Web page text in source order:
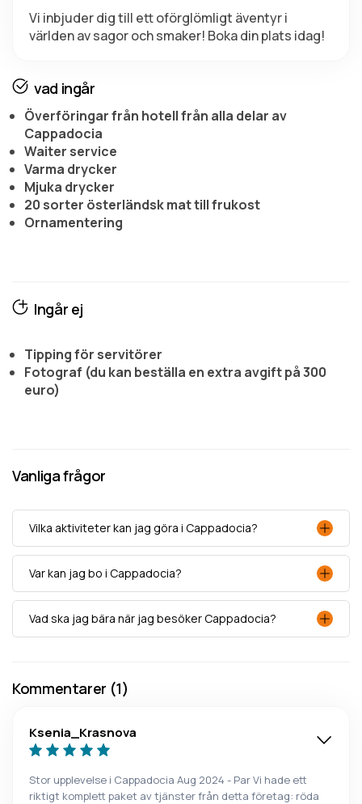
Vi inbjuder dig till ett oförglömligt äventyr i
världen av sagor och smaker! Boka din plats idag!
vad ingår
Överföringar från hotell från alla delar av
Cappadocia
Waiter service
Varma drycker
Mjuka drycker
20 sorter österländsk mat till frukost
Ornamentering
Ingår ej
Tipping för servitörer
Fotograf (du kan beställa en extra avgift på 300
euro)
Vanliga frågor
Vilka aktiviteter kan jag göra i Cappadocia?
Var kan jag bo i Cappadocia?
Vad ska jag bära när jag besöker Cappadocia?
Kommentarer (1)
Ksenia_Krasnova
Stor upplevelse i Cappadocia Aug 2024 - Par Vi hade ett
riktigt komplett paket av tjänster från detta företag: röda